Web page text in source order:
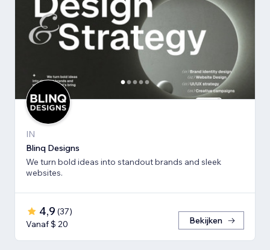
IN
Blinq Designs
We turn bold ideas into standout brands and sleek
websites.
4,9 (37)
Vanaf $ 20
Bekijken